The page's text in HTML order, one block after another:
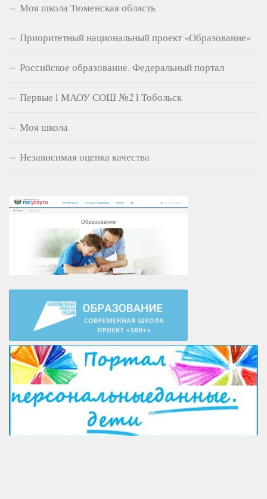
Моя школа Тюменская область
Приоритетный национальный проект «Образование»
Российское образование. Федеральный портал
Первые l МАОУ СОШ №2 l Тобольск
Моя школа
Независимая оценка качества